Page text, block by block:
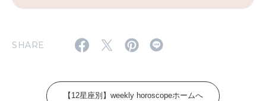
2026年5月号「“大好き”に出会いに。韓国」
2026年4月号「未来をつくる、学びの教科書。」
FOLLOW US!
SHARE
【12星座別】weekly horoscopeホームへ